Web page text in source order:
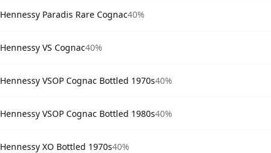
Hennessy Paradis Rare Cognac40%
Hennessy VS Cognac40%
Hennessy VSOP Cognac Bottled 1970s40%
Hennessy VSOP Cognac Bottled 1980s40%
Hennessy XO Bottled 1970s40%